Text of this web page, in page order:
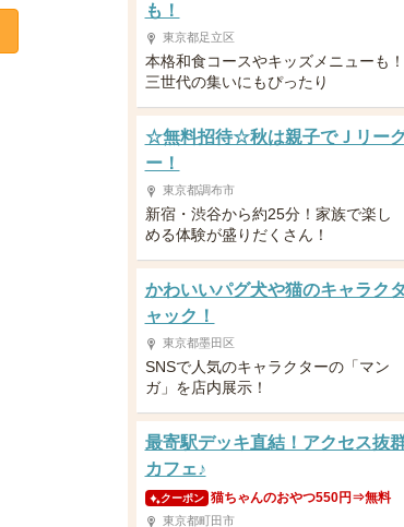
も！
東京都足立区
本格和食コースやキッズメニューも！
三世代の集いにもぴったり
☆無料招待☆秋は親子でＪリー
ー！
東京都調布市
新宿・渋谷から約25分！家族で楽し
める体験が盛りだくさん！
かわいいパグ犬や猫のキャラク
ャック！
東京都墨田区
SNSで人気のキャラクターの「マン
ガ」を店内展示！
最寄駅デッキ直結！アクセス抜
カフェ♪
クーポン 猫ちゃんのおやつ550円⇒無料
東京都町田市